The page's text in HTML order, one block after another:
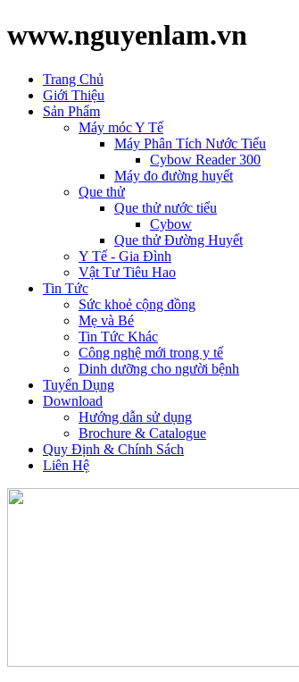
www.nguyenlam.vn
Trang Chủ
Giới Thiệu
Sản Phẩm
Máy móc Y Tế
Máy Phân Tích Nước Tiểu
Cybow Reader 300
Máy đo đường huyết
Que thử
Que thử nước tiểu
Cybow
Que thử Đường Huyết
Y Tế - Gia Đình
Vật Tư Tiêu Hao
Tin Tức
Sức khoẻ cộng đồng
Mẹ và Bé
Tin Tức Khác
Công nghệ mới trong y tế
Dinh dưỡng cho người bệnh
Tuyển Dụng
Download
Hướng dẫn sử dụng
Brochure & Catalogue
Quy Định & Chính Sách
Liên Hệ